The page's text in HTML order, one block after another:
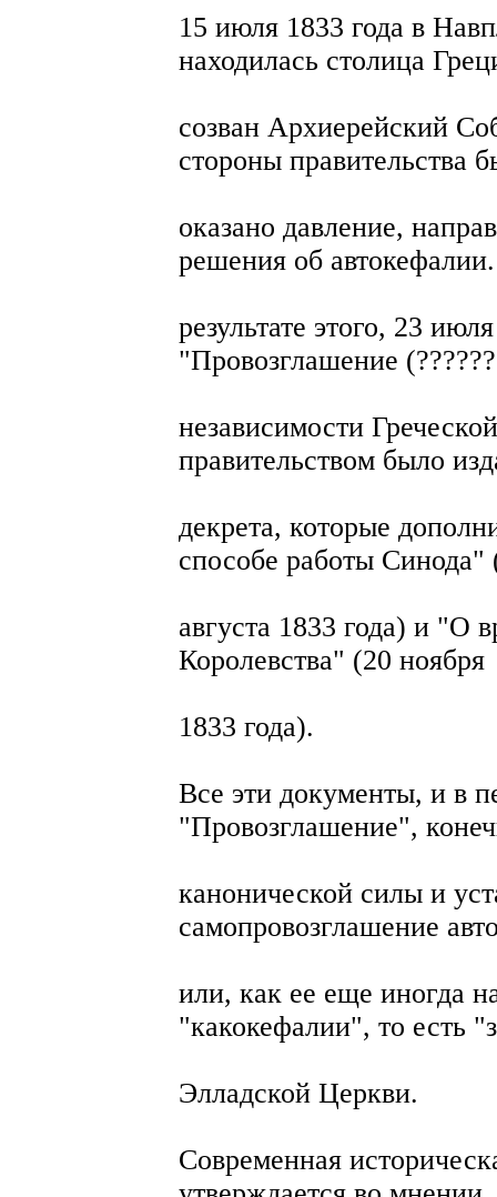
15 июля 1833 года в
находилась столица
созван Архиерейский
стороны правительства
оказано давление,
решения об
результате этого, 23
"Провозглашение
независимости
правительством было
декрета, которые
способе работы Синода"
августа 1833 года) и "О
Королевства" (20 ноября
1833 года).
Все эти документы, и в
"Провозглашение",
канонической силы и
самопровозглашение
или, как ее еще иногда
"какокефалии", то есть
Элладской Церкви.
Современная